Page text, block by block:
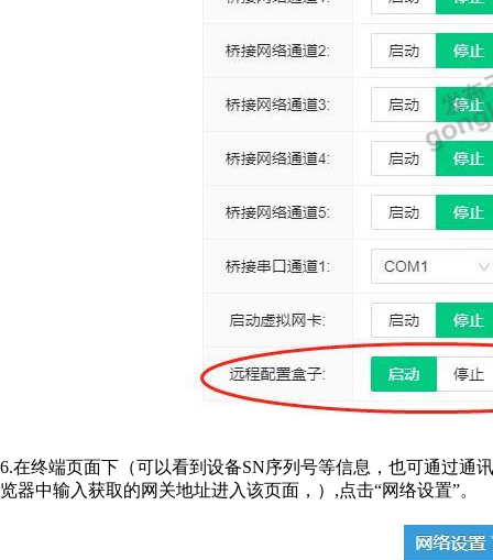
6.在终端页面下（可以看到设备SN序列号等信息，也可通过通
览器中输入获取的网关地址进入该页面，）,点击“网络设置”。